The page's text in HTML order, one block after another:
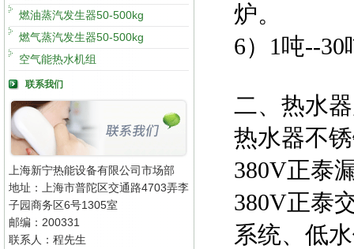
燃油蒸汽发生器50-500kg
燃气蒸汽发生器50-500kg
空气能热水机组
联系我们
上海新宁热能设备有限公司市场部
地址：上海市普陀区交通路4703弄李
子园商务区6号1305室
邮编：200331
联系人：程先生
炉。
6）1吨--
二、热水
热水器不
380V正泰
380V正泰
系统、低